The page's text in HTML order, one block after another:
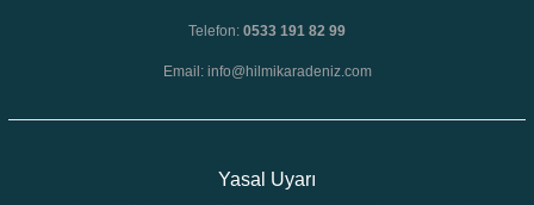
Telefon: 0533 191 82 99
Email: info@hilmikaradeniz.com
Yasal Uyarı